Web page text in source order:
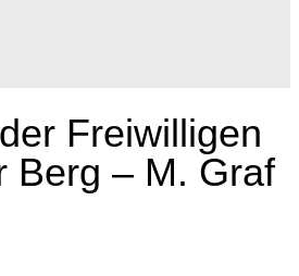
Freiwilligen
Berg – M. Graf